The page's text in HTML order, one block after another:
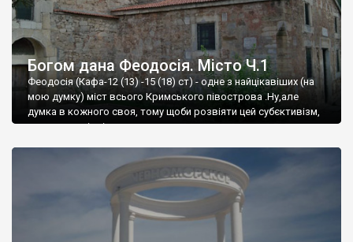
Богом дана Феодосія. Місто Ч.1
Феодосія (Кафа-12 (13) -15 (18) ст) - одне з найцікавіших (на
мою думку) міст всього Кримського півострова .Ну,але
думка в кожного своя, тому щоби розвіяти цей субєктивізм,
запрошую відвідати це